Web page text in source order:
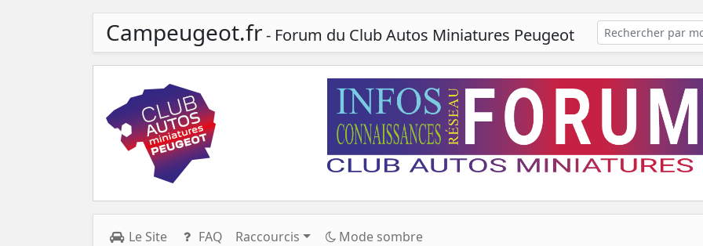
Campeugeot.fr- Forum du Club Autos Miniatures Peugeot
Le Site FAQ Raccourcis Mode sombre